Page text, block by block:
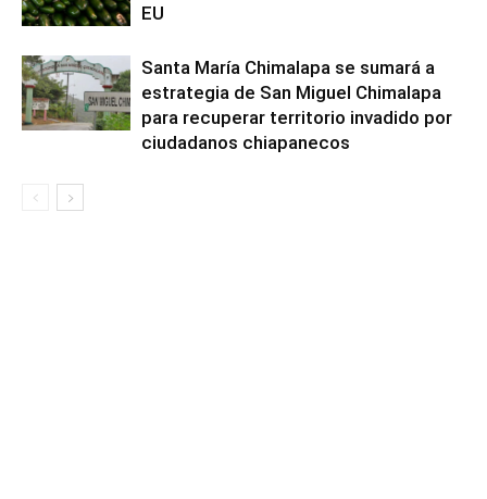
EU
Santa María Chimalapa se sumará a
estrategia de San Miguel Chimalapa
para recuperar territorio invadido por
ciudadanos chiapanecos